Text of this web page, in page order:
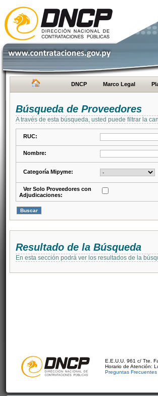
DNCP Marco Legal
Búsqueda de Proveedores
A través de esta búsqueda, usted puede filtrar la
RUC:
Nombre:
Categoría Mipyme:
Ver Solo Proveedores con
Adjudicaciones:
Resultado de la Búsqueda
En esta sección podrá ver los resultados de la
E.E.U.U. 961 c/ Tte.
Horario de Atención:
Preguntas Frecuentes